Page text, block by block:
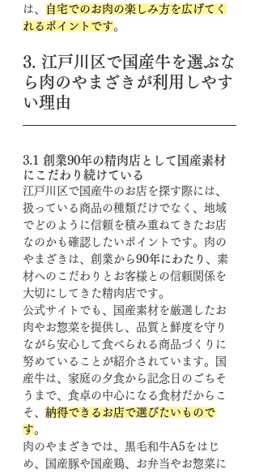
は、
自宅でのお肉の楽しみ方を広げてく
れるポイントです。
3. 江戸川区で国産牛を選ぶな
ら肉のやまざきが利用しやす
い理由
3.1 創業90年の精肉店として国産素材
にこだわり続けている
江戸川区で国産牛のお店を探す際には、
扱っている商品の種類だけでなく、地域
でどのように信頼を積み重ねてきたお店
なのかも確認したいポイントです。肉の
やまざきは、創業から90年にわたり 、素
材へのこだわりとお客様との信頼関係を
大切にしてきた精肉店です。
公式サイトでも、国産素材を厳選したお
肉やお惣菜を提供し、品質と鮮度を守り
ながら安心して食べられる商品づくりに
努めていることが紹介されています。国
産牛は、家庭の夕食から記念日のごちそ
うまで、食卓の中心になる食材だからこ
そ、 納得できるお店で選びたいもので
す。
肉のやまざきでは、黒毛和牛A5をはじ
め、国産豚や国産鶏、お弁当やお惣菜に